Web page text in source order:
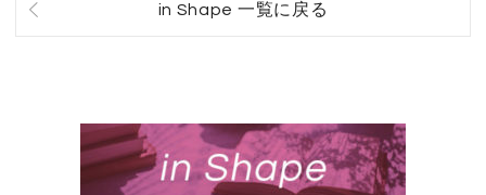
in Shape 一覧に戻る